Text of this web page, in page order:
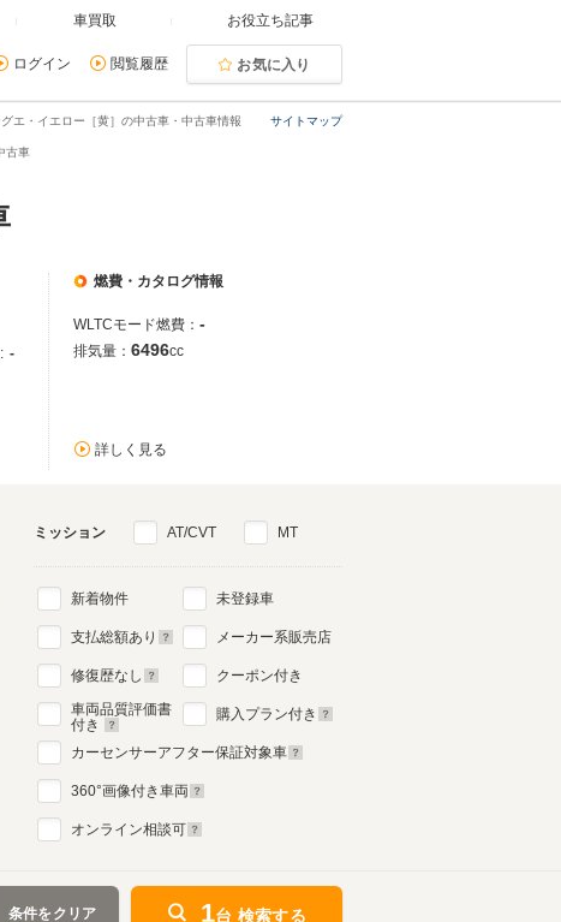
車買取 お役立ち記事
ログイン 閲覧履歴 お気に入り
サイトマップ
エ・イエロー［黄］の中古車・中古車情報
古車
-
燃費・カタログ情報
WLTCモード燃費： -
排気量： 6496cc
詳しく見る
ミッション AT/CVT MT
新着物件
支払総額あり
修復歴なし
車両品質評価書
付き
未登録車
メーカー系販売店
クーポン付き
購入プラン付き
カーセンサーアフター保証対象車
360°画像付き車両
オンライン相談可
条件をクリア 1台 検索する